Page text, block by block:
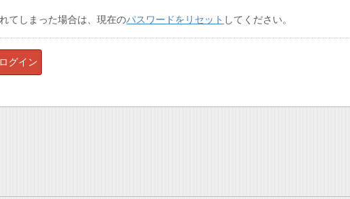
てしまった場合は、現在のパスワードをリセット してください。
グイン